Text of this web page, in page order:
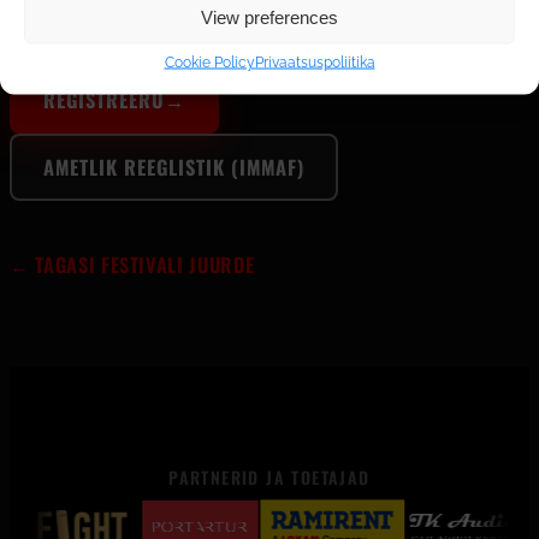
View preferences
Cookie PolicyPrivaatsuspoliitika
REGISTREERU→
AMETLIK REEGLISTIK (IMMAF)
← TAGASI FESTIVALI JUURDE
PARTNERID JA TOETAJAD